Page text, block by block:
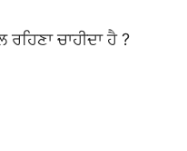
ਚਾਹੀਦਾ ਹੈ ?